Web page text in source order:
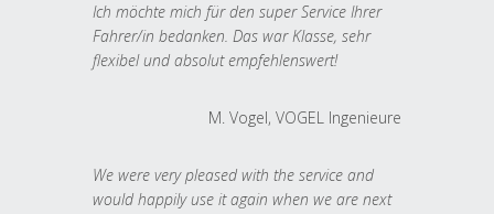
Ich möchte mich für den super Service Ihrer
Fahrer/in bedanken. Das war Klasse, sehr
flexibel und absolut empfehlenswert!
M. Vogel, VOGEL Ingenieure
We were very pleased with the service and
would happily use it again when we are next